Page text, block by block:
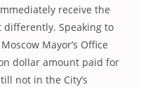
receive the
Speaking to
Mayor’s Office
dollar amount paid for
not in the City’s